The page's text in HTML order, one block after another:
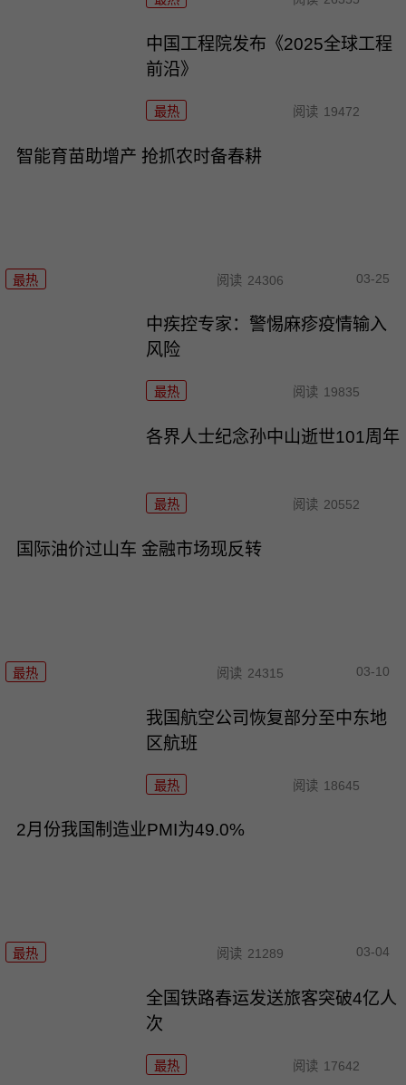
中国工程院发布《2025全球工程
前沿》
最热 阅读 19472
智能育苗助增产 抢抓农时备春耕
最热 阅读 24306 03-25
中疾控专家：警惕麻疹疫情输入
风险
最热 阅读 19835
各界人士纪念孙中山逝世101周年
最热 阅读 20552
国际油价过山车 金融市场现反转
最热 阅读 24315 03-10
我国航空公司恢复部分至中东地
区航班
最热 阅读 18645
2月份我国制造业PMI为49.0%
最热 阅读 21289 03-04
全国铁路春运发送旅客突破4亿人
次
最热 阅读 17642